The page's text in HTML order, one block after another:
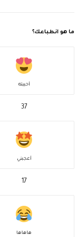
ما هو انطباعك؟
أحببته
37
أعجبني
17
هاهاها